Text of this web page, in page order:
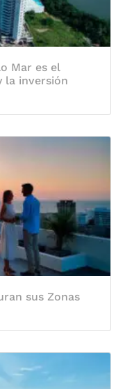
Mar es el
la inversión
sus Zonas